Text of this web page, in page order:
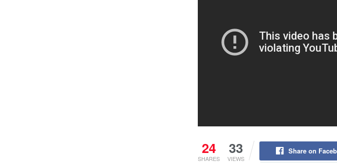
24
SHARES
33
VIEWS
Share on